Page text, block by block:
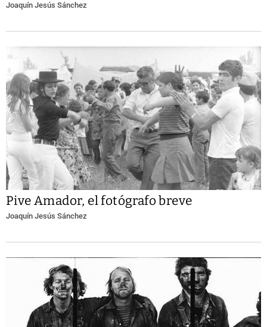
Joaquín Jesús Sánchez
Pive Amador, el fotógrafo breve
Joaquín Jesús Sánchez